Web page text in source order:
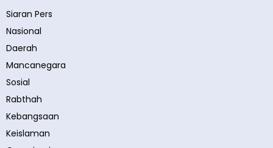
Siaran Pers
Nasional
Daerah
Mancanegara
Sosial
Rabthah
Kebangsaan
Keislaman